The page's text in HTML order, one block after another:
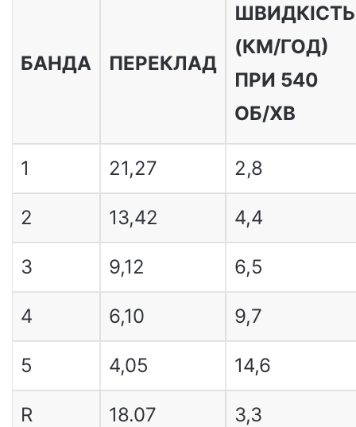
БАНДА ПЕРЕКЛАД
ШВИДКІСТЬ
(КМ/ГОД)
ПРИ 540
ОБ/ХВ
1 21,27 2,8
2 13,42 4,4
3 9,12 6,5
4 6,10 9,7
5 4,05 14,6
R 18.07 3,3